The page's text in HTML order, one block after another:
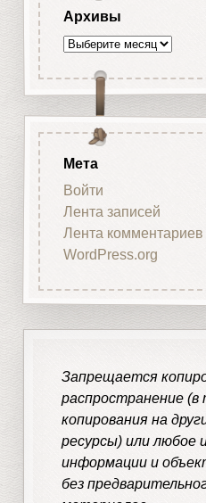
Архивы
Архивы
Мета
Войти
Лента записей
Лента комментариев
WordPress.org
Запрещается
распространение
копирования на
ресурсы) или любое
информации и
без